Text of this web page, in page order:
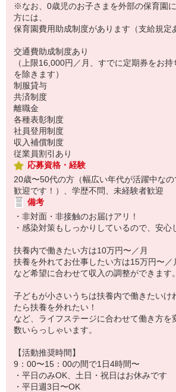
※なお、0歳児のお子さまを外部の保育園
方には、
保育園費用助成制度があります（支給規定
交通費助成制度あり
（上限16,000円／月、すでに定期券をお
を除きます）
制服貸与
共済制度
離職金
各種表彰制度
社員登用制度
収入補償制度
従業員割引あり
応募資格・経験
20歳〜50代の方（幅広い年代が活躍中な
歓迎です！）、学歴不問、未経験者歓迎
備考
・非対面・非接触のお届けアリ！
・感染対策もしっかりしているので、安心
扶養内で働きたい方は10万円〜／月
扶養を外れてお仕事したい方は15万円〜／
など希望に合わせて収入の調整ができます。
子どもが小さいうちは扶養内で働きたいけ
たら扶養を外れたい！
など、ライフステージに合わせて働き方を
数いらっしゃいます。
【活動推奨時間】
9：00〜15：00の間で1日4時間〜
・平日のみOK、土日・祝日はお休みです
・平日週3日〜OK